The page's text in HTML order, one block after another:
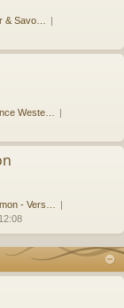
& Savo…
Weste…
- Vers…